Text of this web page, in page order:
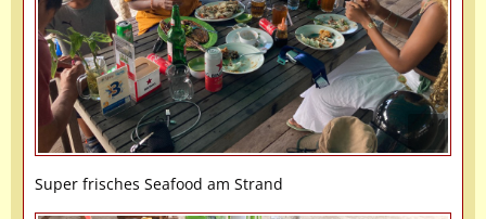
Super frisches Seafood am Strand